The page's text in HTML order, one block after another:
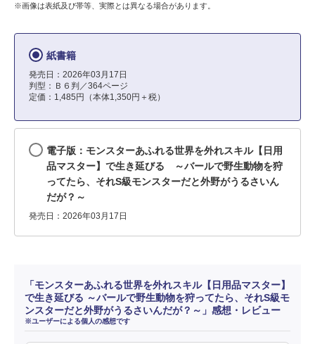
※画像は表紙及び帯等、実際とは異なる場合があります。
紙書籍
発売日：2026年03月17日
判型：Ｂ６判／364ページ
定価：1,485円（本体1,350円＋税）
電子版：モンスターあふれる世界を外れスキル【日用
品マスター】で生き延びる ～バールで野生動物を狩
ってたら、それS級モンスターだと外野がうるさいん
だが？～
発売日：2026年03月17日
「モンスターあふれる世界を外れスキル【日用品マスター】
で生き延びる ～バールで野生動物を狩ってたら、それS級モ
ンスターだと外野がうるさいんだが？～」感想・レビュー
※ユーザーによる個人の感想です